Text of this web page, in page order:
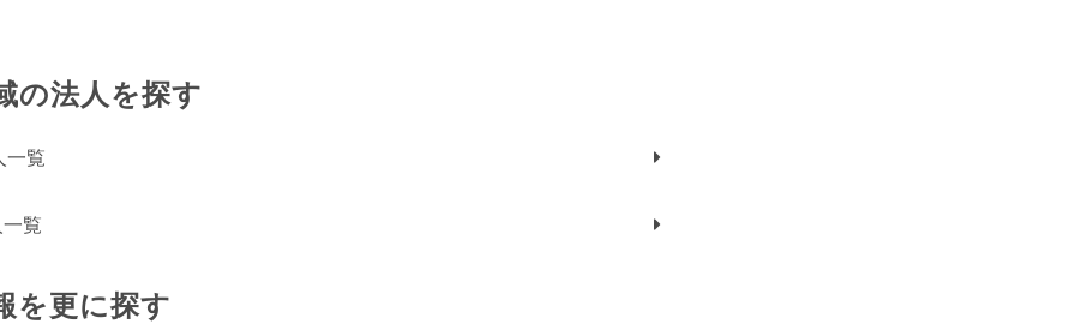
の法人を探す
一覧
覧
を更に探す